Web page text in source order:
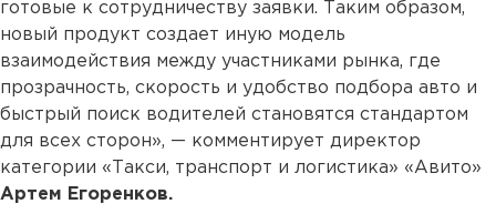
готовые к сотрудничеству заявки. Таким образом,
новый продукт создает иную модель
взаимодействия между участниками рынка, где
прозрачность, скорость и удобство подбора авто и
быстрый поиск водителей становятся стандартом
для всех сторон», — комментирует директор
категории «Такси, транспорт и логистика» «Авито»
Артем Егоренков.